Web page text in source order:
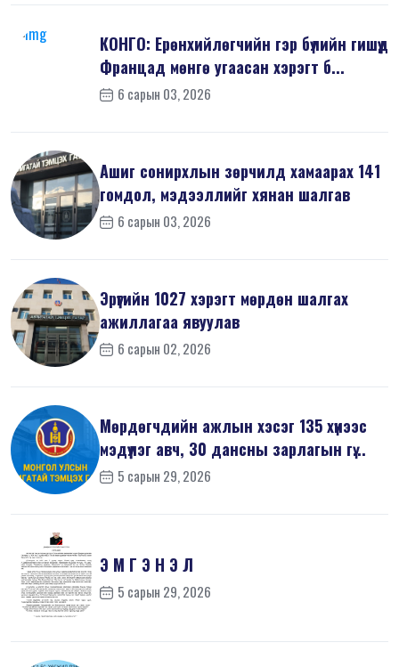
КОНГО: Ерөнхийлөгчийн гэр бүлийн гишүүд
Францад мөнгө угаасан хэрэгт б...
6 сарын 03, 2026
Ашиг сонирхлын зөрчилд хамаарах 141
гомдол, мэдээллийг хянан шалгав
6 сарын 03, 2026
Эрүүгийн 1027 хэрэгт мөрдөн шалгах
ажиллагаа явуулав
6 сарын 02, 2026
Мөрдөгчдийн ажлын хэсэг 135 хүнээс
мэдүүлэг авч, 30 дансны зарлагын гү...
5 сарын 29, 2026
Э М Г Э Н Э Л
5 сарын 29, 2026